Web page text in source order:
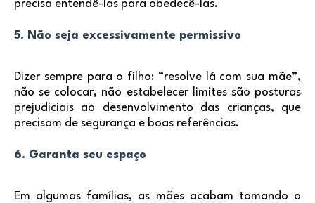
precisa entendê-las para obedecê-las.
5. Não seja excessivamente permissivo
Dizer sempre para o filho: “resolve lá com sua mãe”,
não se colocar, não estabelecer limites são posturas
prejudiciais ao desenvolvimento das crianças, que
precisam de segurança e boas referências.
6. Garanta seu espaço
Em algumas famílias, as mães acabam tomando o